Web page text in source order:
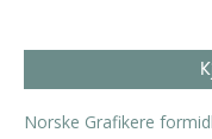
Norske Grafikere